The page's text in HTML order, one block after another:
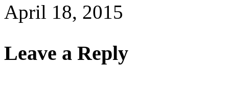
April 18, 2015
Leave a Reply